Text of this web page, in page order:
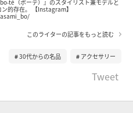
té（ボーテ）』のスタイリスト兼モデルと
的存在。 【Instagram】
このライターの記事をもっと読む
30代からの名品 アクセサリー
Tweet